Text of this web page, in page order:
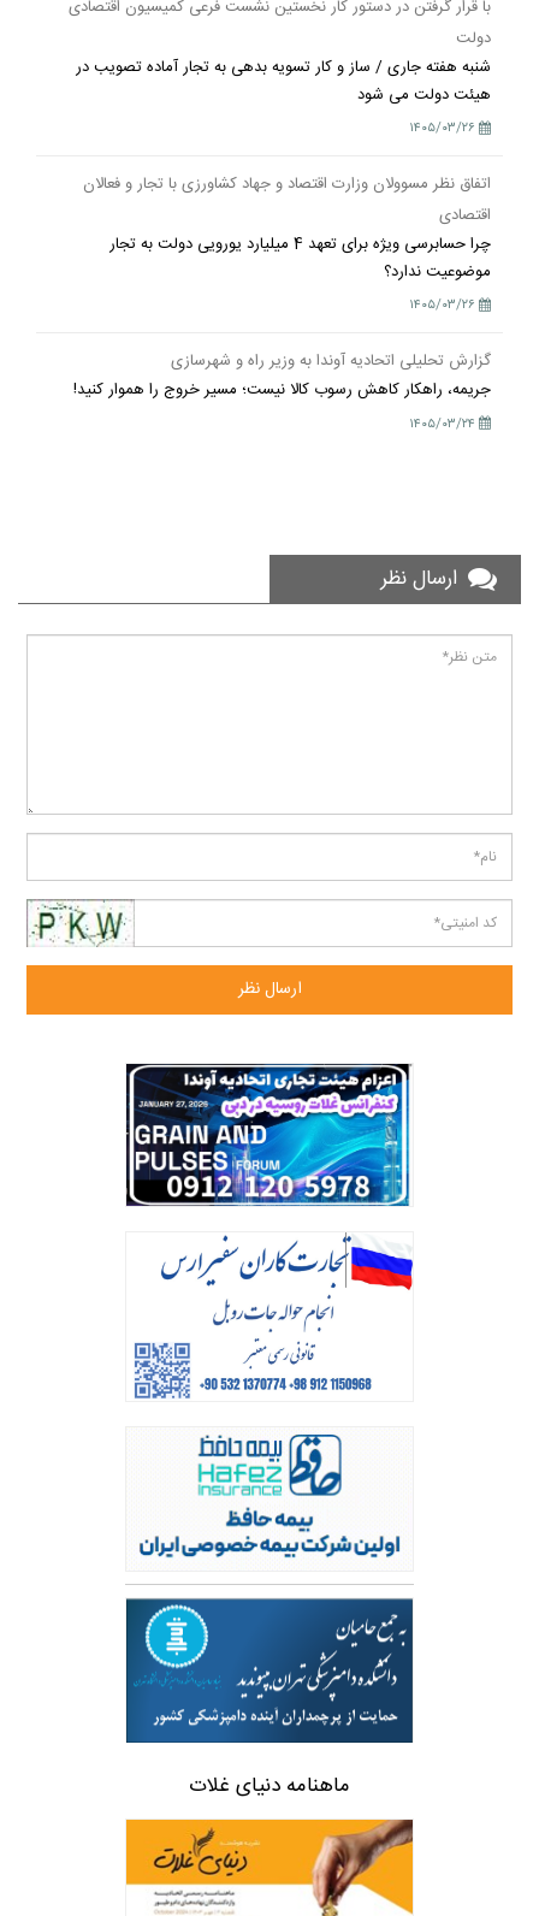
با قرار گرفتن در دستور کار نخستین نشست فرعی کمیسیون اقتصادی
دولت
شنبه هفته جاری / ساز و کار تسویه بدهی به تجار آماده تصویب در
هیئت دولت می شود
۱۴۰۵/۰۳/۲۶
اتفاق نظر مسوولان وزارت اقتصاد و جهاد کشاورزی با تجار و فعالان
اقتصادی
چرا حسابرسی ویژه برای تعهد 4 میلیارد یورویی دولت به تجار
موضوعیت ندارد؟
۱۴۰۵/۰۳/۲۶
گزارش تحلیلی اتحادیه آوندا به وزیر راه و شهرسازی
جریمه، راهکار کاهش رسوب کالا نیست؛ مسیر خروج را هموار کنید!
۱۴۰۵/۰۳/۲۴
ارسال نظر
ارسال نظر
ماهنامه دنیای غلات